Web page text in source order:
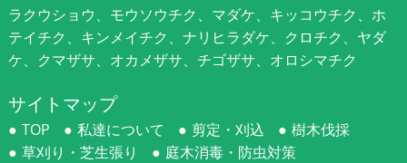
ラクウショウ、モウソウチク、マダケ、キッコウチク、ホ
テイチク、キンメイチク、ナリヒラダケ、クロチク、ヤダ
ケ、クマザサ、オカメザサ、チゴザサ、オロシマチク
サイトマップ
TOP 私達について 剪定・刈込
樹木伐採
草刈り・芝生張り
庭木消毒・防虫対策